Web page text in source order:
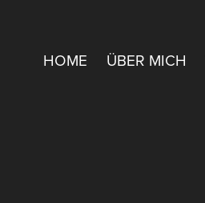
HOME ÜBER MICH